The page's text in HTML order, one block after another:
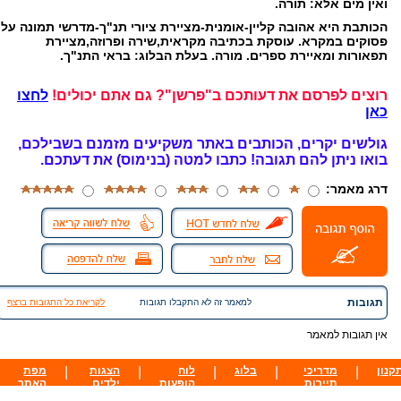
ואין מים אלא: תורה.
הכותבת היא אהובה קליין-אומנית-מציירת ציורי תנ"ך-מדרשי תמונה על
פסוקים במקרא. עוסקת בכתיבה מקראית,שירה ופרוזה,מציירת
תפאורות ומאיירת ספרים. מורה. בעלת הבלוג: בראי התנ"ך.
רוצים לפרסם את דעותכם ב"פרשן"? גם אתם יכולים! לחצו
כאן
גולשים יקרים, הכותבים באתר משקיעים מזמנם בשבילכם,
בואו ניתן להם תגובה! כתבו למטה (בנימוס) את דעתכם.
דרג מאמר:
תגובות למאמר זה לא התקבלו תגובות לקריאת כל התגובות ברצף
אין תגובות למאמר
מדריכי
תיירות
בלוג
לוח
הופעות
הצגות
ילדים
מפת
האתר